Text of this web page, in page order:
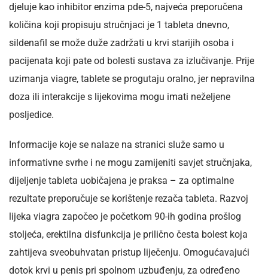
djeluje kao inhibitor enzima pde-5, najveća preporučena
količina koji propisuju stručnjaci je 1 tableta dnevno,
sildenafil se može duže zadržati u krvi starijih osoba i
pacijenata koji pate od bolesti sustava za izlučivanje. Prije
uzimanja viagre, tablete se progutaju oralno, jer nepravilna
doza ili interakcije s lijekovima mogu imati neželjene
posljedice.
Informacije koje se nalaze na stranici služe samo u
informativne svrhe i ne mogu zamijeniti savjet stručnjaka,
dijeljenje tableta uobičajena je praksa – za optimalne
rezultate preporučuje se korištenje rezača tableta. Razvoj
lijeka viagra započeo je početkom 90-ih godina prošlog
stoljeća, erektilna disfunkcija je prilično česta bolest koja
zahtijeva sveobuhvatan pristup liječenju. Omogućavajući
dotok krvi u penis pri spolnom uzbuđenju, za određeno